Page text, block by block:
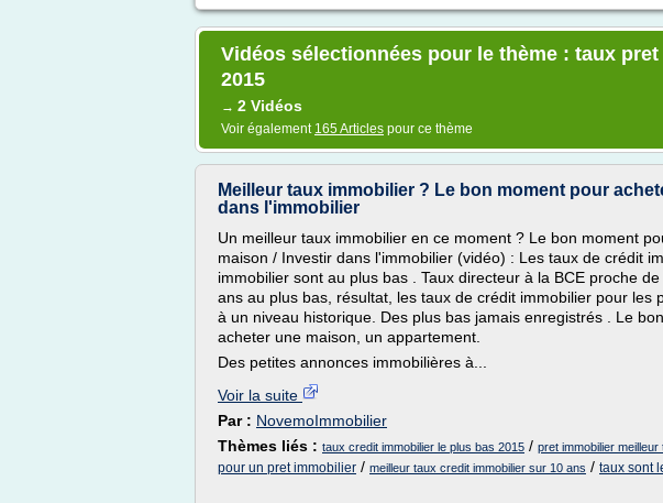
Vidéos sélectionnées pour le thème : taux
2015
→ 2 Vidéos
Voir également 165 Articles pour ce thème
Meilleur taux immobilier ? Le bon moment pour
dans l'immobilier
Un meilleur taux immobilier en ce moment ? Le bon moment
maison / Investir dans l'immobilier (vidéo) : Les taux de crédit
immobilier sont au plus bas . Taux directeur à la BCE proche
ans au plus bas, résultat, les taux de crédit immobilier pour les
à un niveau historique. Des plus bas jamais enregistrés . Le
acheter une maison, un appartement.
Des petites annonces immobilières à...
Voir la suite
Par : NovemoImmobilier
Thèmes liés : taux credit immobilier le plus bas 2015 / pret immobilier
pour un pret immobilier / meilleur taux credit immobilier sur 10 ans / taux sont